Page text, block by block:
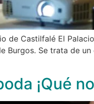
de Castilfalé El
Burgos. Se trata de
¡Qué